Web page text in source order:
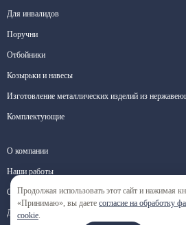
Для инвалидов
Поручни
Отбойники
Козырьки и навесы
Изготовление металлических изделий из
Комплектующие
О компании
Наши работы
Отзывы
Доставка
Продолжая использовать этот сайт и нажимая
«Принимаю», вы даете согласие на обработку
cookie.